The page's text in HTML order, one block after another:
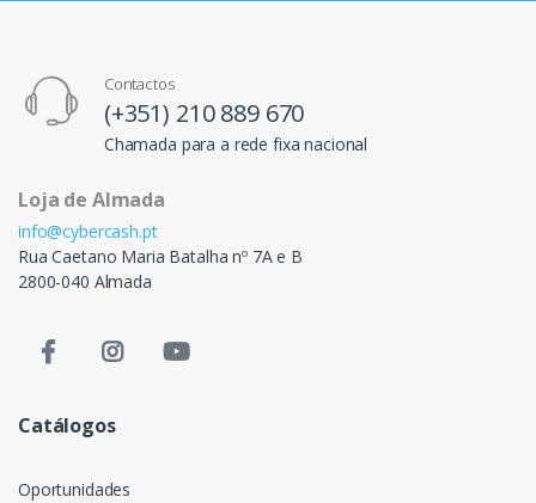
Contactos
(+351) 210 889 670
Chamada para a rede fixa nacional
Loja de Almada
info@cybercash.pt
Rua Caetano Maria Batalha nº 7A e B
2800-040 Almada
Catálogos
Oportunidades